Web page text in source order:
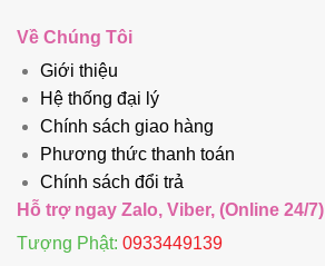
Về Chúng Tôi
Giới thiệu
Hệ thống đại lý
Chính sách giao hàng
Phương thức thanh toán
Chính sách đổi trả
Hỗ trợ ngay Zalo, Viber, (Online 24/7)
Tượng Phật: 0933449139